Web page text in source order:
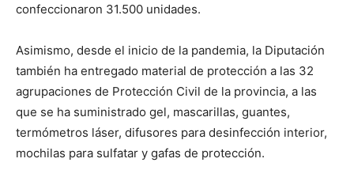
confeccionaron 31.500 unidades.
Asimismo, desde el inicio de la pandemia, la Diputación
también ha entregado material de protección a las 32
agrupaciones de Protección Civil de la provincia, a las
que se ha suministrado gel, mascarillas, guantes,
termómetros láser, difusores para desinfección interior,
mochilas para sulfatar y gafas de protección.